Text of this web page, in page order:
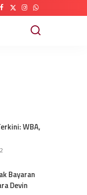
WBA,
Bayaran
Devin